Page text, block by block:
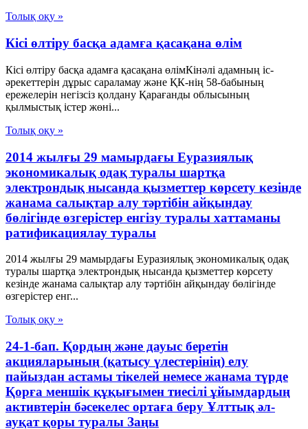
Толық оқу »
Кісі өлтіру басқа адамға қасақана өлім
Кісі өлтіру басқа адамға қасақана өлімКінәлі адамның іс-
әрекеттерін дұрыс сараламау және ҚК-нің 58-бабының
ережелерін негізсіз қолдану Қарағанды облысының
қылмыстық істер жөні...
Толық оқу »
2014 жылғы 29 мамырдағы Еуразиялық
экономикалық одақ туралы шартқа
электрондық нысанда қызметтер көрсету кезінде
жанама салықтар алу тәртібін айқындау
бөлігінде өзгерістер енгізу туралы хаттаманы
ратификациялау туралы
2014 жылғы 29 мамырдағы Еуразиялық экономикалық одақ
туралы шартқа электрондық нысанда қызметтер көрсету
кезінде жанама салықтар алу тәртібін айқындау бөлігінде
өзгерістер енг...
Толық оқу »
24-1-бап. Қордың және дауыс беретін
акцияларының (қатысу үлестерінің) елу
пайыздан астамы тікелей немесе жанама түрде
Қорға меншік құқығымен тиесілі ұйымдардың
активтерін бәсекелес ортаға беру Ұлттық әл-
ауқат қоры туралы Заңы